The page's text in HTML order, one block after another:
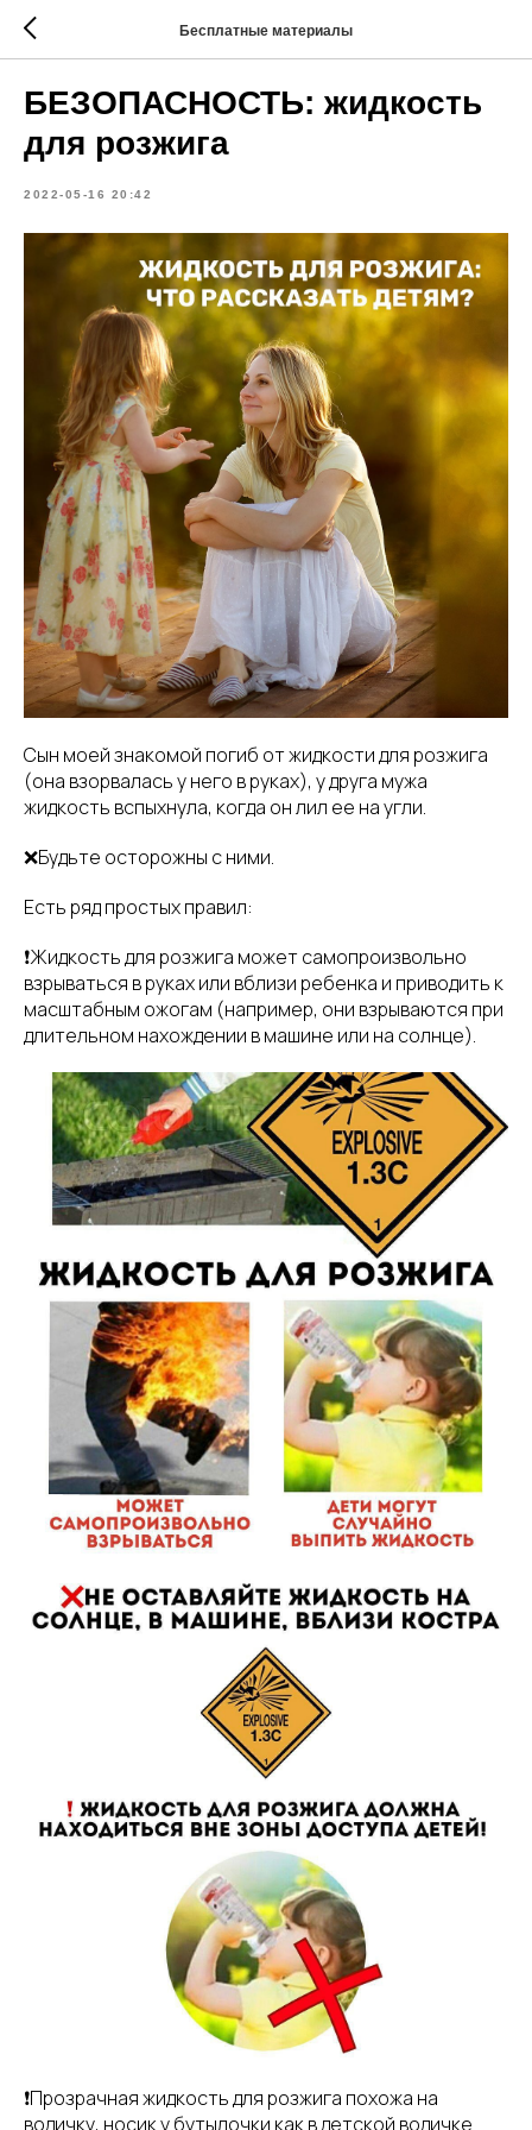
Бесплатные материалы
БЕЗОПАСНОСТЬ: жидкость
для розжига
2022-05-16 20:42
Сын моей знакомой погиб от жидкости для розжига
(она взорвалась у него в руках), у друга мужа
жидкость вспыхнула, когда он лил ее на угли.
❌Будьте осторожны с ними.
Есть ряд простых правил:
❗️Жидкость для розжига может самопроизвольно
взрываться в руках или вблизи ребенка и приводить к
масштабным ожогам (например, они взрываются при
длительном нахождении в машине или на солнце).
❗️Прозрачная жидкость для розжига похожа на
водичку, носик у бутылочки как в детской водичке